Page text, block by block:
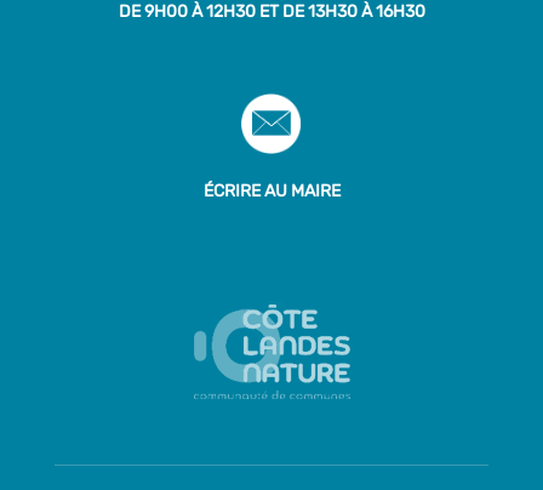
DE 9H00 À 12H30 ET DE 13H30 À 16H30
ÉCRIRE AU MAIRE